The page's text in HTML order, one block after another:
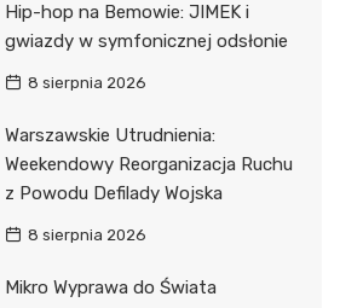
Hip-hop na Bemowie: JIMEK i
gwiazdy w symfonicznej odsłonie
8 sierpnia 2026
Warszawskie Utrudnienia:
Weekendowy Reorganizacja Ruchu
z Powodu Defilady Wojska
8 sierpnia 2026
Mikro Wyprawa do Świata